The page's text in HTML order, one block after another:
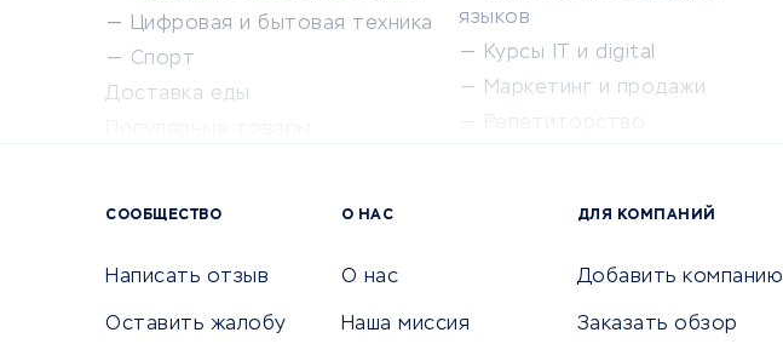
Цифровая и бытовая техника
Спорт
Доставка еды
языков
Курсы IT и digital
Маркетинг и продажи
Университеты
СООБЩЕСТВО
Написать отзыв
Оставить жалобу
О НАС
О нас
Наша миссия
ДЛЯ КОМПАНИЙ
Добавить компанию
Заказать обзор